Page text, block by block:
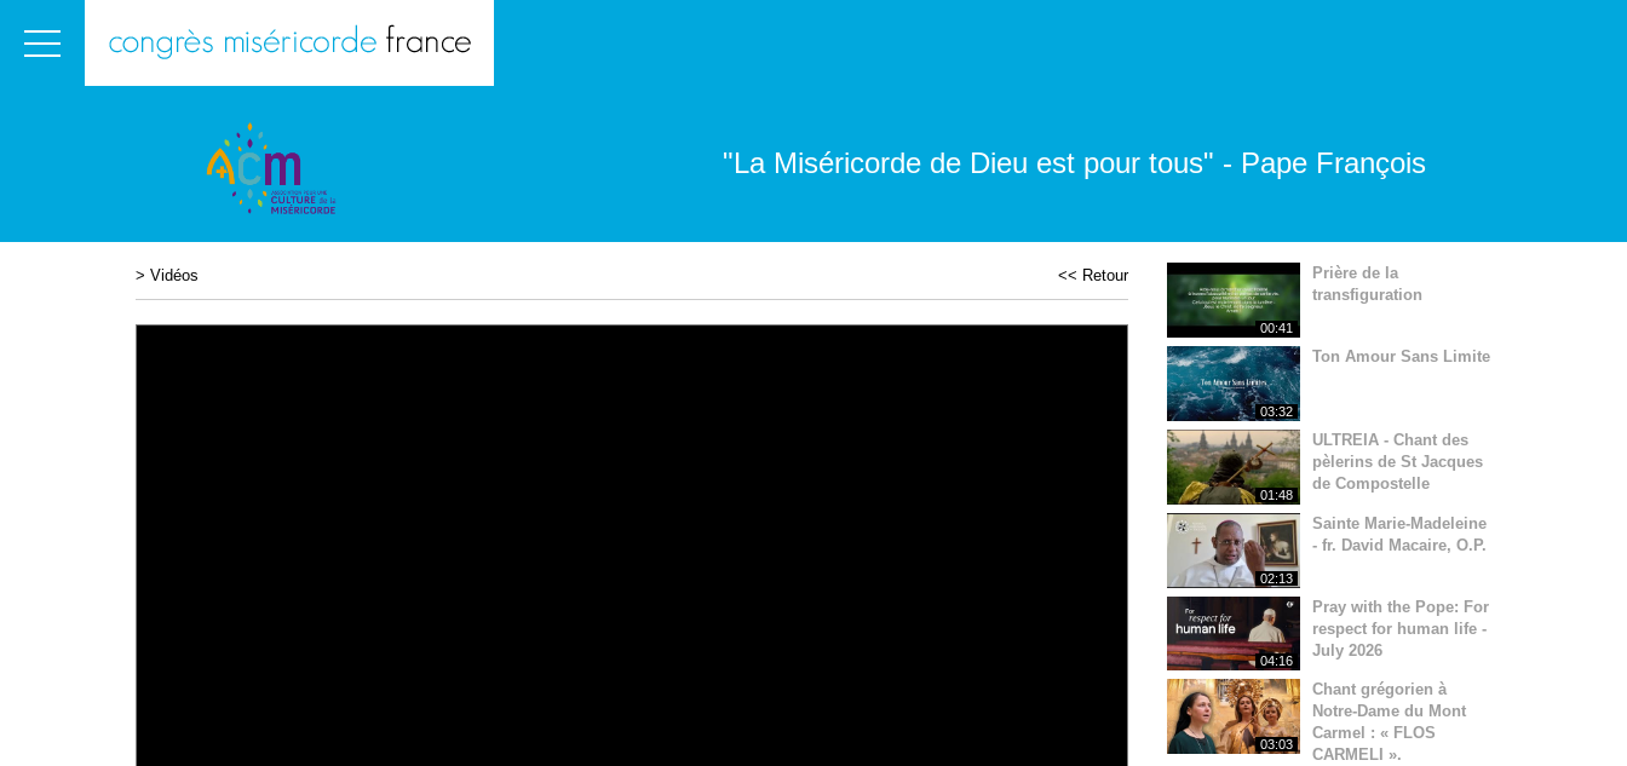
"La Miséricorde de Dieu est pour tous" - Pape François
> Vidéos << Retour
00:41
Prière de la
transfiguration
03:32
Ton Amour Sans Limite
01:48
ULTREIA - Chant des
pèlerins de St Jacques
de Compostelle
02:13
Sainte Marie-Madeleine
- fr. David Macaire, O.P.
04:16
Pray with the Pope: For
respect for human life -
July 2026
03:03
Chant grégorien à
Notre-Dame du Mont
Carmel : « FLOS
CARMELI ».